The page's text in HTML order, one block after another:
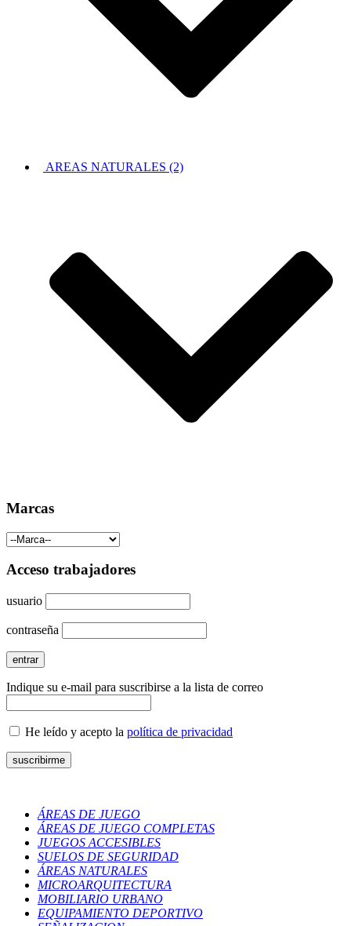
AREAS NATURALES (2)
Marcas
Acceso trabajadores
usuario
contraseña
Indique su e-mail para suscribirse a la lista de correo
He leído y acepto la política de privacidad
ÁREAS DE JUEGO
ÁREAS DE JUEGO COMPLETAS
JUEGOS ACCESIBLES
SUELOS DE SEGURIDAD
ÁREAS NATURALES
MICROARQUITECTURA
MOBILIARIO URBANO
EQUIPAMIENTO DEPORTIVO